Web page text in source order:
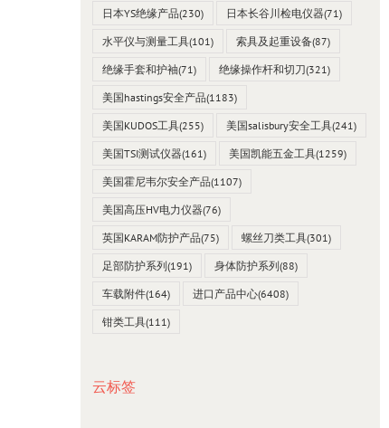
日本YS绝缘产品(230) 日本长谷川检电仪器(71)
水平仪与测量工具(101) 索具及起重设备(87)
绝缘手套和护袖(71) 绝缘操作杆和切刀(321)
美国hastings安全产品(1183)
美国KUDOS工具(255) 美国salisbury安全工具(241)
美国TSI测试仪器(161) 美国凯能五金工具(1259)
美国霍尼韦尔安全产品(1107)
美国高压HV电力仪器(76)
英国KARAM防护产品(75) 螺丝刀类工具(301)
足部防护系列(191) 身体防护系列(88)
车载附件(164) 进口产品中心(6408)
钳类工具(111)
云标签